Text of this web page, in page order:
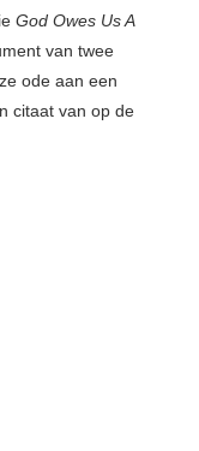
God Owes Us A
van twee
ode aan een
citaat van op de